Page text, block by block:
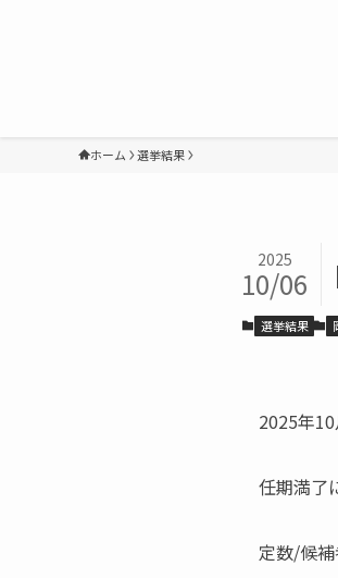
ホーム 選挙結果
2025
10/06
選挙結果
2025年
任期満了
定数/候